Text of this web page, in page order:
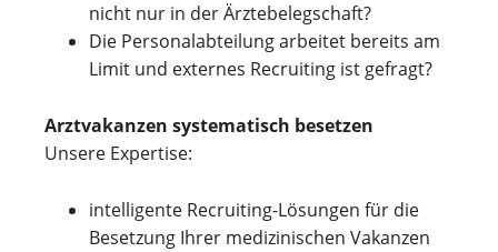
nicht nur in der Ärztebelegschaft?
Die Personalabteilung arbeitet bereits am
Limit und externes Recruiting ist gefragt?
Arztvakanzen systematisch besetzen
Unsere Expertise:
intelligente Recruiting-Lösungen für die
Besetzung Ihrer medizinischen Vakanzen